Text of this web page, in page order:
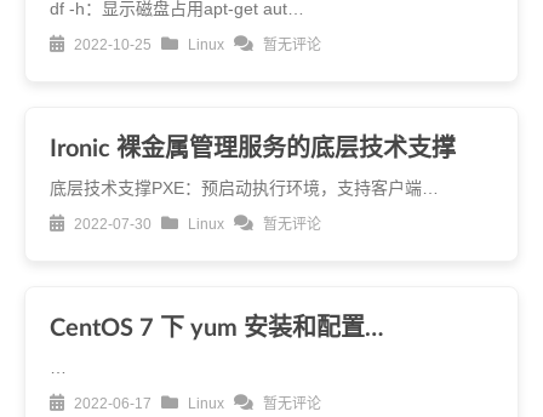
df -h：显示磁盘占用apt-get aut…
2022-10-25 Linux 暂无评论
Ironic 裸金属管理服务的底层技术支撑
底层技术支撑PXE：预启动执行环境，支持客户端…
2022-07-30 Linux 暂无评论
CentOS 7 下 yum 安装和配置…
2022-06-17 Linux 暂无评论